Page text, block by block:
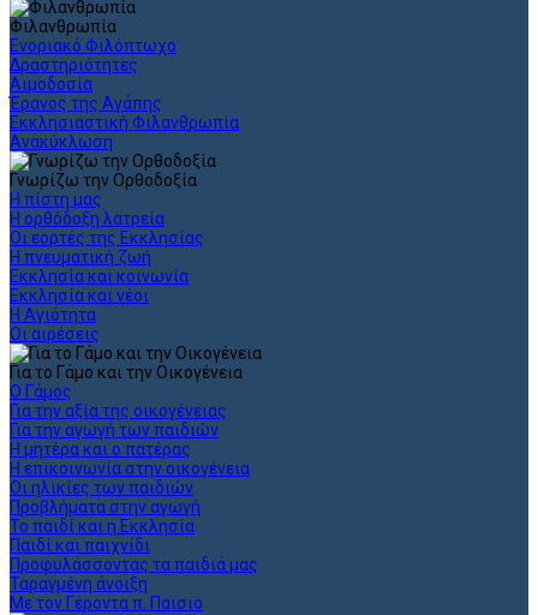
Φιλανθρωπία
Ενοριακό Φιλόπτωχο
Δραστηριότητες
Αιμοδοσία
Έρανος της Αγάπης
Εκκλησιαστική Φιλανθρωπία
Ανακύκλωση
Γνωρίζω την Ορθοδοξία
Η πίστη μας
Η ορθόδοξη λατρεία
Οι εορτές της Εκκλησίας
Η πνευματική ζωή
Εκκλησία και κοινωνία
Εκκλησία και νέοι
Η Αγιότητα
Οι αιρέσεις
Για το Γάμο και την Οικογένεια
Ο Γάμος
Για την αξία της οικογένειας
Για την αγωγή των παιδιών
Η μητέρα και ο πατέρας
Η επικοινωνία στην οικογένεια
Οι ηλικίες των παιδιών
Προβλήματα στην αγωγή
Το παιδί και η Εκκλησία
Παιδί και παιχνίδι
Προφυλάσσοντας τα παιδιά μας
Ταραγμένη άνοιξη
Με τον Γέροντα π. Παϊσιο